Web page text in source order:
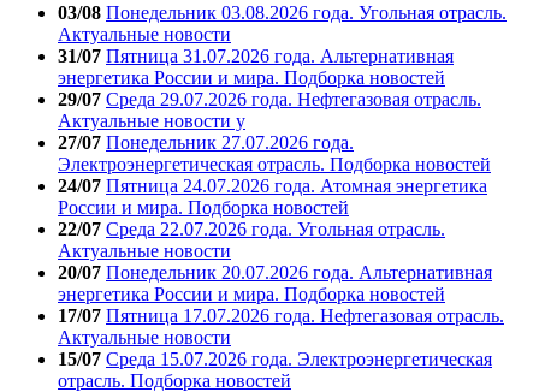
03/08 Понедельник 03.08.2026 года. Угольная отрасль.
Актуальные новости
31/07 Пятница 31.07.2026 года. Альтернативная
энергетика России и мира. Подборка новостей
29/07 Среда 29.07.2026 года. Нефтегазовая отрасль.
Актуальные новости у
27/07 Понедельник 27.07.2026 года.
Электроэнергетическая отрасль. Подборка новостей
24/07 Пятница 24.07.2026 года. Атомная энергетика
России и мира. Подборка новостей
22/07 Среда 22.07.2026 года. Угольная отрасль.
Актуальные новости
20/07 Понедельник 20.07.2026 года. Альтернативная
энергетика России и мира. Подборка новостей
17/07 Пятница 17.07.2026 года. Нефтегазовая отрасль.
Актуальные новости
15/07 Среда 15.07.2026 года. Электроэнергетическая
отрасль. Подборка новостей